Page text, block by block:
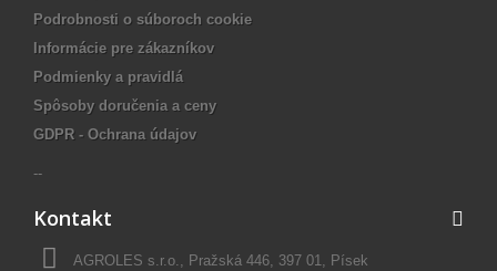
Podrobnosti o súboroch cookie
Informácie pre zákazníkov
Podmienky a pravidlá
Spôsoby doručenia a ceny
GDPR - Ochrana údajov
--
Kontakt
AGROLES s.r.o., Pražská 446, 397 01, Písek